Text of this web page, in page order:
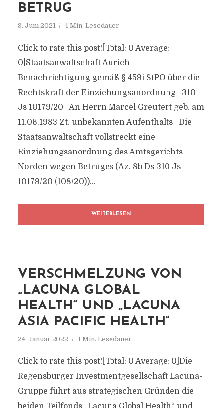
BETRUG
9. Juni 2021 4 Min. Lesedauer
Click to rate this post![Total: 0 Average:
0]Staatsanwaltschaft Aurich
Benachrichtigung gemäß § 459i StPO über die
Rechtskraft der Einziehungsanordnung 310
Js 10179/20 An Herrn Marcel Greutert geb. am
11.06.1983 Zt. unbekannten Aufenthalts Die
Staatsanwaltschaft vollstreckt eine
Einziehungsanordnung des Amtsgerichts
Norden wegen Betruges (Az. 8b Ds 310 Js
10179/20 (108/20))...
WEITERLESEN
VERSCHMELZUNG VON
„LACUNA GLOBAL
HEALTH“ UND „LACUNA
ASIA PACIFIC HEALTH“
24. Januar 2022 1 Min. Lesedauer
Click to rate this post![Total: 0 Average: 0]Die
Regensburger Investmentgesellschaft Lacuna-
Gruppe führt aus strategischen Gründen die
beiden Teilfonds „Lacuna Global Health“ und